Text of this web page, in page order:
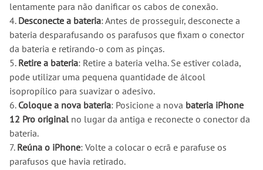
lentamente para não danificar os cabos de conexão.
4. Desconecte a bateria: Antes de prosseguir, desconecte a
bateria desparafusando os parafusos que fixam o conector
da bateria e retirando-o com as pinças.
5. Retire a bateria: Retire a bateria velha. Se estiver colada,
pode utilizar uma pequena quantidade de álcool
isopropílico para suavizar o adesivo.
6. Coloque a nova bateria: Posicione a nova bateria iPhone
12 Pro original no lugar da antiga e reconecte o conector da
bateria.
7. Reúna o iPhone: Volte a colocar o ecrã e parafuse os
parafusos que havia retirado.